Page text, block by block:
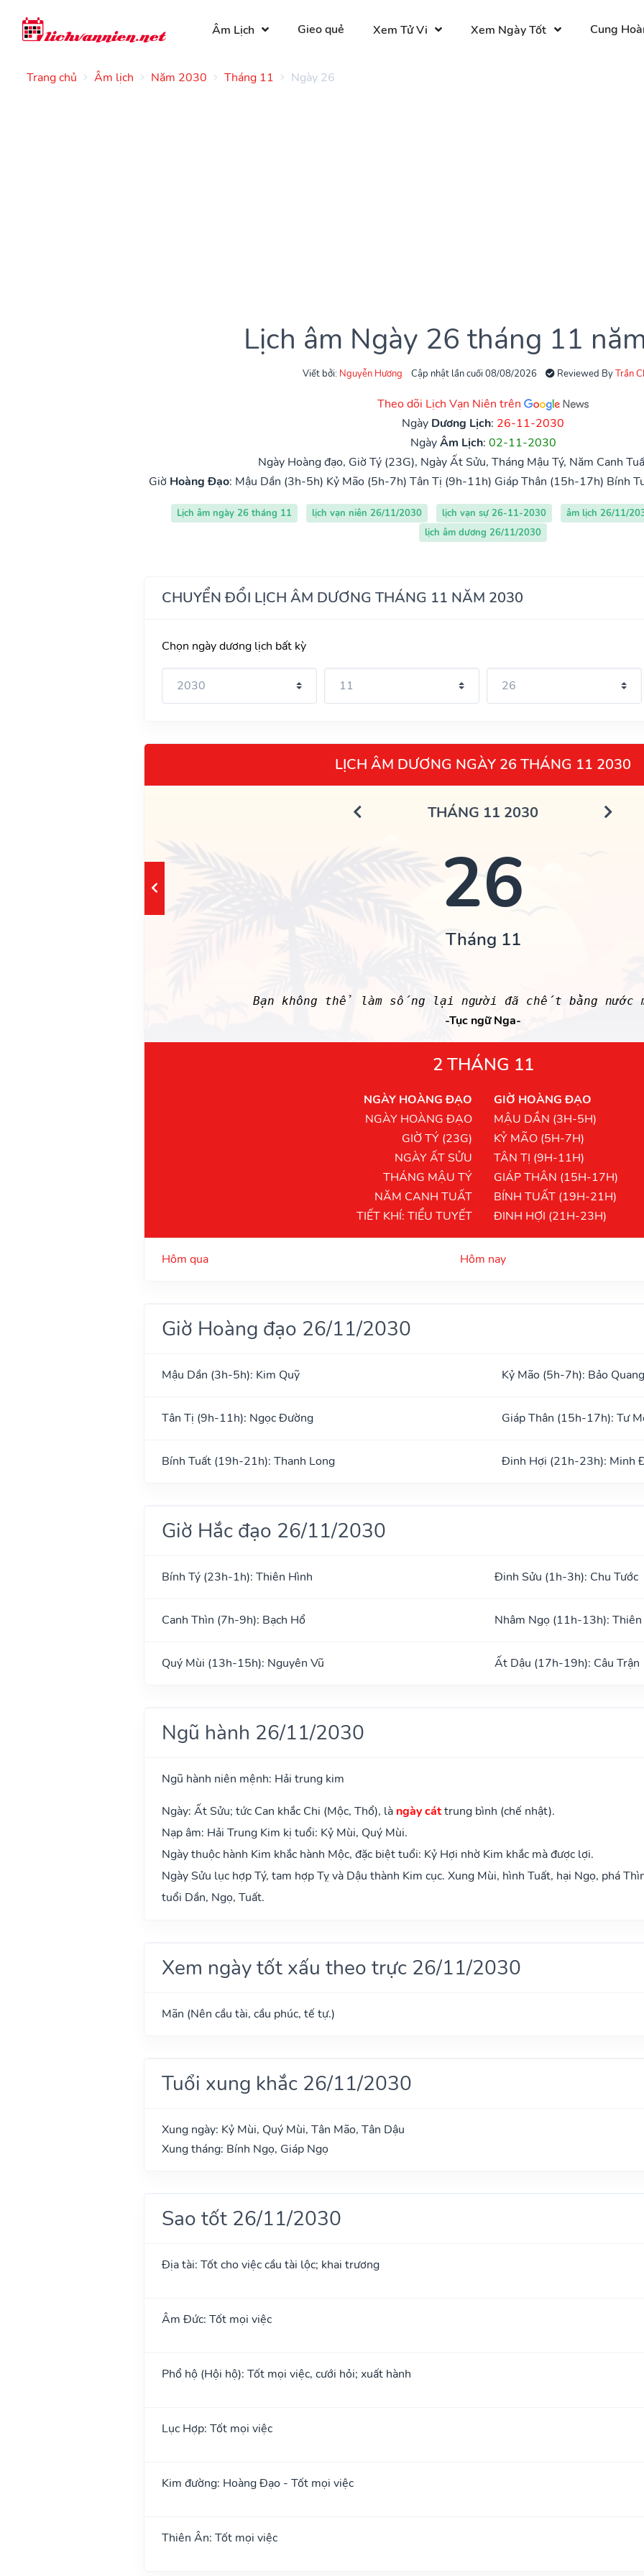
Âm Lịch Gieo quẻ Xem Tử Vi Xem Ngày Tốt Cung
Trang chủ Âm lịch Năm 2030 Tháng 11 Ngày 26
Lịch âm Ngày 26 tháng 11
Viết bởi: Nguyễn Hương Cập nhật lần cuối 08/08/2026 Reviewed ByTrần
Theo dõi Lịch Vạn Niên trên
Ngày Dương Lịch: 26-11-2030
NgàyÂm Lịch: 02-11-2030
Ngày Hoàng đạo, Giờ Tý (23G), Ngày Ất Sửu, Tháng Mậu Tý, Năm Canh
Giờ Hoàng Đạo: Mậu Dần (3h-5h) Kỷ Mão (5h-7h) Tân Tị (9h-11h) Giáp Thân (15h-17h) Bính
Lịch âm ngày 26 tháng 11 lịch vạn niên 26/11/2030 lịch vạn sự 26-11-2030 âm lịch 26/11/
lịch âm dương 26/11/2030
CHUYỂN ĐỔI LỊCH ÂM DƯƠNG THÁNG 11 NĂM 2030
Chọn ngày dương lịch bất kỳ
LỊCH ÂM DƯƠNG NGÀY 26 THÁNG 11 2030
THÁNG 11 2030
26
Tháng 11
Bạn không thể làm sống lại người đã chết bằng nước
-Tục ngữ Nga-
2 THÁNG 11
NGÀY HOÀNG ĐẠO
NGÀY HOÀNG ĐẠO
GIỜ TÝ (23G)
NGÀY ẤT SỬU
THÁNG MẬU TÝ
NĂM CANH TUẤT
TIẾT KHÍ: TIỂU TUYẾT
GIỜ HOÀNG ĐẠO
MẬU DẦN (3H-5H)
KỶ MÃO (5H-7H)
TÂN TỊ (9H-11H)
GIÁP THÂN (15H-17H)
BÍNH TUẤT (19H-21H)
ĐINH HỢI (21H-23H)
Hôm qua Hôm nay
Giờ Hoàng đạo 26/11/2030
Mậu Dần (3h-5h): Kim Quỹ Kỷ Mão (5h-7h): Bảo Quang
Tân Tị (9h-11h): Ngọc Đường Giáp Thân (15h-17h): Tư
Bính Tuất (19h-21h): Thanh Long Đinh Hợi (21h-23h): Minh
Giờ Hắc đạo 26/11/2030
Bính Tý (23h-1h): Thiên Hình Đinh Sửu (1h-3h): Chu Tước
Canh Thìn (7h-9h): Bạch Hổ Nhâm Ngọ (11h-13h): Thiên
Quý Mùi (13h-15h): Nguyên Vũ Ất Dậu (17h-19h): Câu Trận
Ngũ hành 26/11/2030
Ngũ hành niên mệnh: Hải trung kim
Ngày: Ất Sửu; tức Can khắc Chi (Mộc, Thổ), là ngày cáttrung bình (chế nhật).
Nạp âm: Hải Trung Kim kị tuổi: Kỷ Mùi, Quý Mùi.
Ngày thuộc hành Kim khắc hành Mộc, đặc biệt tuổi: Kỷ Hợi nhờ Kim khắc mà được lợi.
Ngày Sửu lục hợp Tý, tam hợp Tỵ và Dậu thành Kim cục. Xung Mùi, hình Tuất, hại Ngọ, phá
tuổi Dần, Ngọ, Tuất.
Xem ngày tốt xấu theo trực 26/11/2030
Mãn (Nên cầu tài, cầu phúc, tế tự.)
Tuổi xung khắc 26/11/2030
Xung ngày: Kỷ Mùi, Quý Mùi, Tân Mão, Tân Dậu
Xung tháng: Bính Ngọ, Giáp Ngọ
Sao tốt 26/11/2030
Địa tài: Tốt cho việc cầu tài lộc; khai trương
Âm Đức: Tốt mọi việc
Phổ hộ (Hội hộ): Tốt mọi việc, cưới hỏi; xuất hành
Lục Hợp: Tốt mọi việc
Kim đường: Hoàng Đạo - Tốt mọi việc
Thiên Ân: Tốt mọi việc